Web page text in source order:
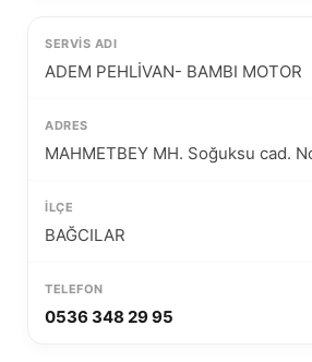
ADEM PEHLİVAN- BAMBI MOTOR
MAHMETBEY MH. Soğuksu cad.
BAĞCILAR
0536 348 29 95